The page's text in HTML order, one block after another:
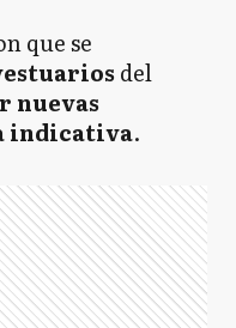
que se
del
nuevas
indicativa.